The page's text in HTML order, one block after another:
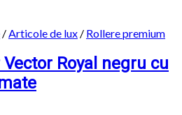
/ Articole de lux / Rollere premium
Royal negru cu